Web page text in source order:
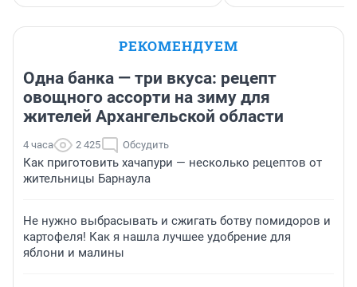
РЕКОМЕНДУЕМ
Одна банка — три вкуса: рецепт
овощного ассорти на зиму для
жителей Архангельской области
4 часа 2 425 Обсудить
Как приготовить хачапури — несколько рецептов от
жительницы Барнаула
Не нужно выбрасывать и сжигать ботву помидоров и
картофеля! Как я нашла лучшее удобрение для
яблони и малины